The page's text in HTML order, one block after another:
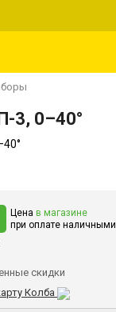
3, 0–40°
Цена в магазине
при оплате наличными
скидки
Колба